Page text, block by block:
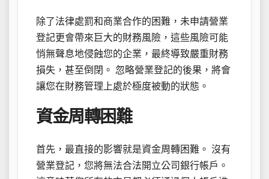
除了法律處罰和商業合作的困難，未申請營業
登記更會帶來巨大的財務風險，這些風險可能
悄無聲息地侵蝕您的企業，最終導致嚴重財務
損失，甚至倒閉。 忽略營業登記的後果，將會
讓您在財務管理上處於極度被動的狀態。
資金周轉困難
首先，最直接的影響就是資金周轉困難。 沒有
營業登記，您將無法合法開立公司銀行帳戶。